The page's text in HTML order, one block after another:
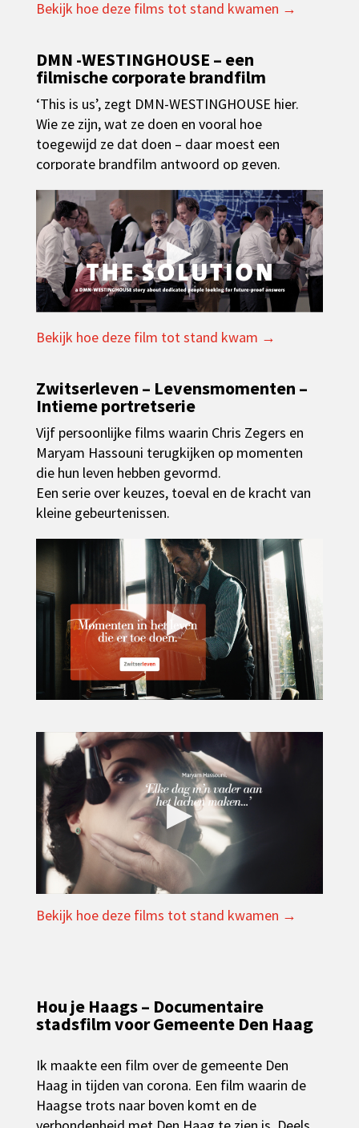
Bekijk hoe deze films tot stand kwamen →
DMN -WESTINGHOUSE – een
filmische corporate brandfilm
‘This is us’, zegt DMN-WESTINGHOUSE hier.
Wie ze zijn, wat ze doen en vooral hoe
toegewijd ze dat doen – daar moest een
corporate brandfilm antwoord op geven.
▶
Bekijk hoe deze film tot stand kwam →
Zwitserleven – Levensmomenten –
Intieme portretserie
Vijf persoonlijke films waarin Chris Zegers en
Maryam Hassouni terugkijken op momenten
die hun leven hebben gevormd.
Een serie over keuzes, toeval en de kracht van
kleine gebeurtenissen.
▶
▶
Bekijk hoe deze films tot stand kwamen →
Hou je Haags – Documentaire
stadsfilm voor Gemeente Den Haag
Ik maakte een film over de gemeente Den
Haag in tijden van corona. Een film waarin de
Haagse trots naar boven komt en de